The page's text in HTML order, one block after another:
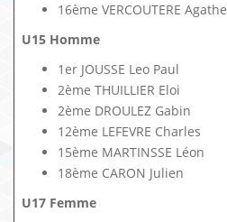
16ème VERCOUTERE Agathe
U15 Homme
1er JOUSSE Leo Paul
2ème THUILLIER Eloi
2ème DROULEZ Gabin
12ème LEFEVRE Charles
15ème MARTINSSE Léon
18ème CARON Julien
U17 Femme